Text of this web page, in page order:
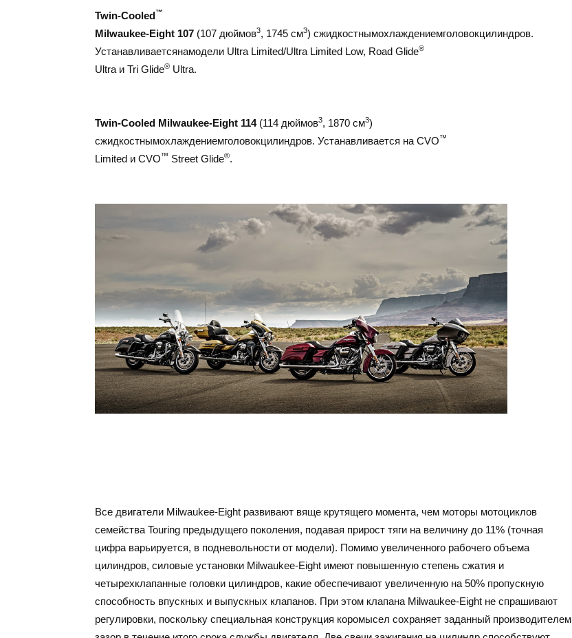
Twin-Cooled™
Milwaukee-Eight 107 (107 дюймов3, 1745 см3) сжидкостнымохлаждениемголовокцилиндров.
Устанавливаетсянамодели Ultra Limited/Ultra Limited Low, Road Glide®
Ultra и Tri Glide® Ultra.
Twin-Cooled Milwaukee-Eight 114(114 дюймов3, 1870 см3)
сжидкостнымохлаждениемголовокцилиндров. Устанавливается на CVO™
Limited и CVO™ Street Glide®.
Все двигатели Milwaukee-Eight развивают вяще крутящего момента, чем моторы мотоциклов
семейства Touring предыдущего поколения, подавая прирост тяги на величину до 11% (точная
цифра варьируется, в подневольности от модели). Помимо увеличенного рабочего объема
цилиндров, силовые установки Milwaukee-Eight имеют повышенную степень сжатия и
четырехклапанные головки цилиндров, какие обеспечивают увеличенную на 50% пропускную
способность впускных и выпускных клапанов. При этом клапана Milwaukee-Eight не спрашивают
регулировки, поскольку специальная конструкция коромысел сохраняет заданный производителем